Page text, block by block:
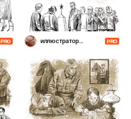
PRO
иллюстратор
PRO